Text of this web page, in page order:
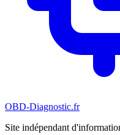
OBD-Diagnostic.fr
Site indépendant